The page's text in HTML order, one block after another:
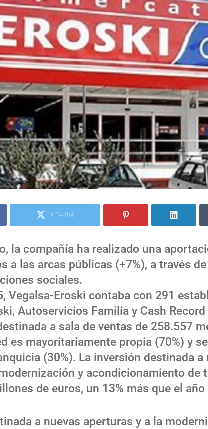
X Twitter
la compañía ha realizado una
a las arcas públicas (+7%), a través
sociales.
Vegalsa-Eroski contaba con 291
Autoservicios Familia y Cash
a sala de ventas de 258.557
es mayoritariamente propia (70%) y
(30%). La inversión destinada a
y acondicionamiento de
de euros, un 13% más que el año
a nuevas aperturas y a la